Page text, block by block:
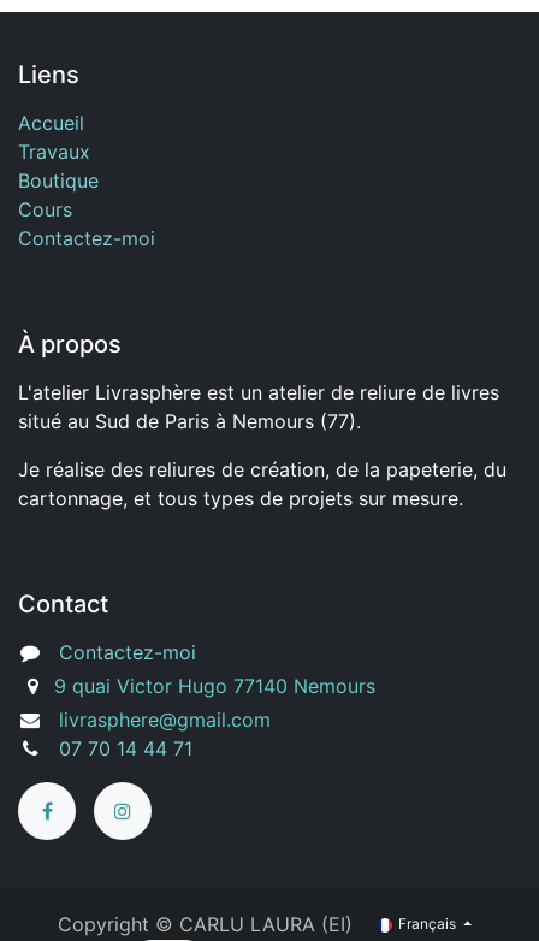
Liens
Accueil
Travaux
Boutique
Cours
Contactez-moi
À propos
L'atelier Livrasphère est un atelier de reliure de livres
situé au Sud de Paris à Nemours (77).
Je réalise des reliures de création, de la papeterie, du
cartonnage, et tous types de projets sur mesure.
Contact
Contactez-moi
9 quai Victor Hugo 77140 Nemours
livrasphere@gmail.com
07 70 14 44 71
Copyright © CARLU LAURA (EI) Français